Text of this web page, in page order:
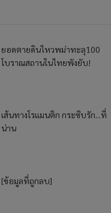
ยอดตายดินไหวพม่าทะลุ100
โบราณสถานในไทยพังยับ!
เส้นทางโรแมนติก กระซิบรัก...ที่
น่าน
[ข้อมูลที่ถูกลบ]